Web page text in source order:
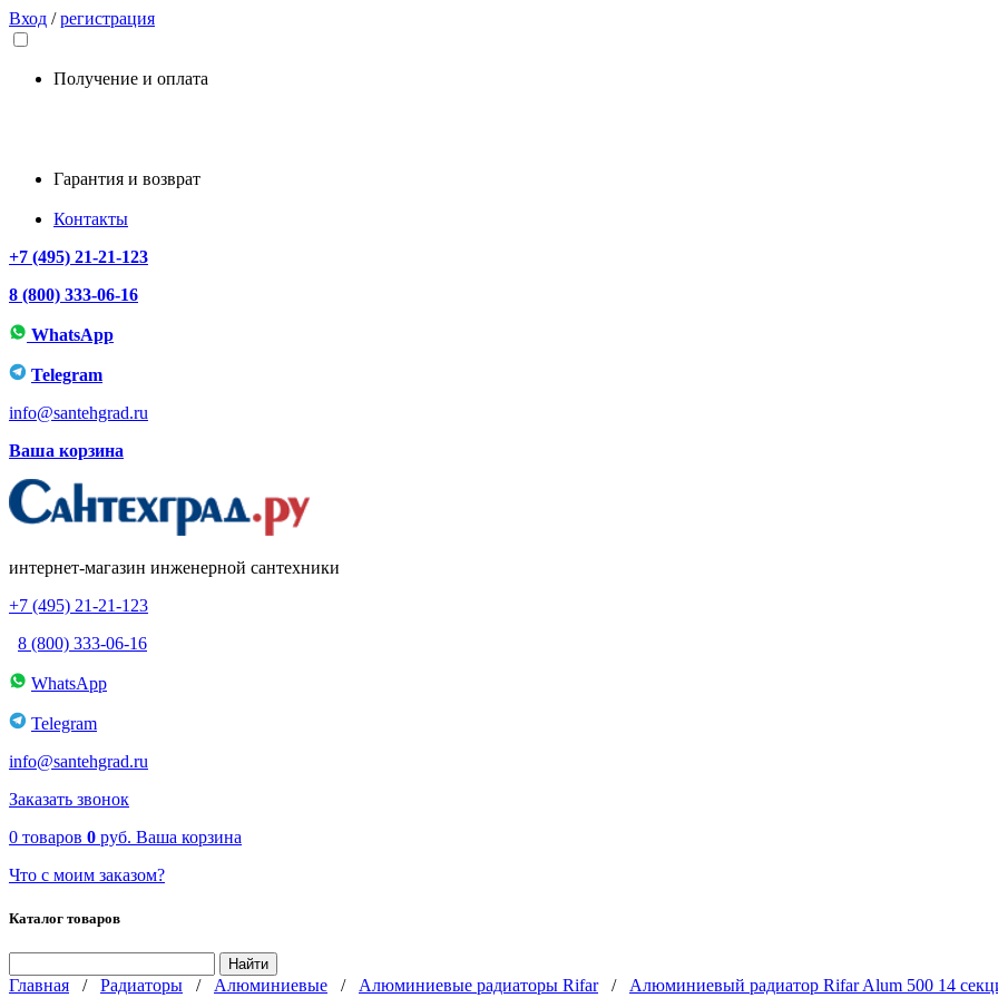
Вход /регистрация
Получение и оплата
Гарантия и возврат
Контакты
+7 (495) 21-21-123
8 (800) 333-06-16
WhatsApp
Telegram
info@santehgrad.ru
Ваша корзина
интернет-магазин инженерной сантехники
+7 (495) 21-21-123
8 (800) 333-06-16
WhatsApp
Telegram
info@santehgrad.ru
Заказать звонок
0 товаров 0 руб. Ваша корзина
Что с моим заказом?
Каталог товаров
Главная / Радиаторы / Алюминиевые / Алюминиевые радиаторы Rifar/ Алюминиевый радиатор Rifar Alum 500 14